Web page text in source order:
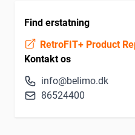
Find erstatning
RetroFIT+ Product
Kontakt os
info@belimo.dk
86524400